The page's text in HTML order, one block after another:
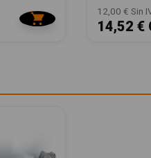
12,00 € Sin
14,52 €